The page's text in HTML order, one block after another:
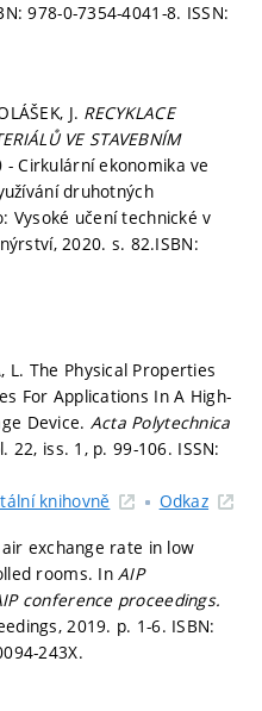
978-0-7354-4041-8. ISSN:
J. RECYKLACE
VE STAVEBNÍM
- Cirkulární ekonomika ve
druhotných
Vysoké učení technické v
2020. s. 82.ISBN:
L. The Physical Properties
For Applications In A High-
Device. Acta Polytechnica
22, iss. 1, p. 99-106. ISSN:
knihovně Odkaz
air exchange rate in low
rooms. InAIP
conference proceedings.
2019. p. 1-6. ISBN:
243X.